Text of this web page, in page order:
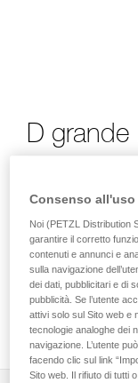
D grande
apribile ASTRO
D grande
ventrale apribile
Disponibile in
Consenso
Noi (PETZL Distribution
garantire il corretto
contenuti e annunci e
sulla navigazione
dei dati, pubblicitari e di
pubblicità. Se l’utente
attivi solo sul Sito web e
tecnologie analoghe dei
navigazione. L’utente
facendo clic sul link
Sito web. Il rifiuto di tutti